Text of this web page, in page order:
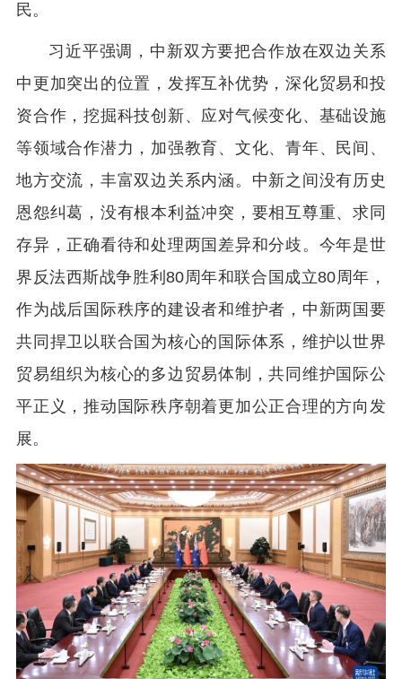
民。
习近平强调，中新双方要把合作放在双边关系
中更加突出的位置，发挥互补优势，深化贸易和投
资合作，挖掘科技创新、应对气候变化、基础设施
等领域合作潜力，加强教育、文化、青年、民间、
地方交流，丰富双边关系内涵。中新之间没有历史
恩怨纠葛，没有根本利益冲突，要相互尊重、求同
存异，正确看待和处理两国差异和分歧。今年是世
界反法西斯战争胜利80周年和联合国成立80周年，
作为战后国际秩序的建设者和维护者，中新两国要
共同捍卫以联合国为核心的国际体系，维护以世界
贸易组织为核心的多边贸易体制，共同维护国际公
平正义，推动国际秩序朝着更加公正合理的方向发
展。